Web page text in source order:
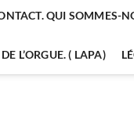
QUI SOMMES-
L’ORGUE. ( LAPA)